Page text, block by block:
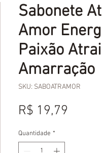
Sabonete
Amor
Paixão
Amarração
SKU: SABOATRAMOR
R$ 19,79
Quantidade *